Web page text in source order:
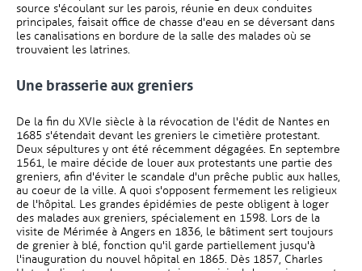
source s'écoulant sur les parois, réunie en deux conduites
principales, faisait office de chasse d'eau en se déversant dans
les canalisations en bordure de la salle des malades où se
trouvaient les latrines.
Une brasserie aux greniers
De la fin du XVIe siècle à la révocation de l'édit de Nantes en
1685 s'étendait devant les greniers le cimetière protestant.
Deux sépultures y ont été récemment dégagées. En septembre
1561, le maire décide de louer aux protestants une partie des
greniers, afin d'éviter le scandale d'un prêche public aux halles,
au coeur de la ville. A quoi s'opposent fermement les religieux
de l'hôpital. Les grandes épidémies de peste obligent à loger
des malades aux greniers, spécialement en 1598. Lors de la
visite de Mérimée à Angers en 1836, le bâtiment sert toujours
de grenier à blé, fonction qu'il garde partiellement jusqu'à
l'inauguration du nouvel hôpital en 1865. Dès 1857, Charles